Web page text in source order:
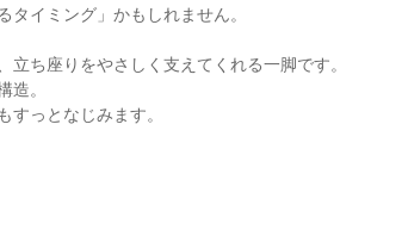
イミング」かもしれません。
ち座りをやさしく支えてくれる一脚です。
造。
っとなじみます。